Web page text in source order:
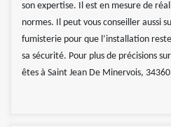
son expertise. Il est en mesure de
normes. Il peut vous conseiller aussi
fumisterie pour que l’installation
sa sécurité. Pour plus de précisions
êtes à Saint Jean De Minervois,